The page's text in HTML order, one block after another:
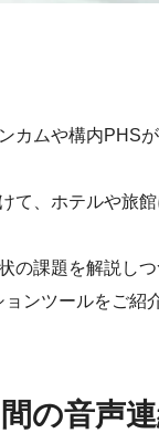
カムや構内PHS
て、ホテルや旅
の課題を解説し
ンツールをご紹
の音声